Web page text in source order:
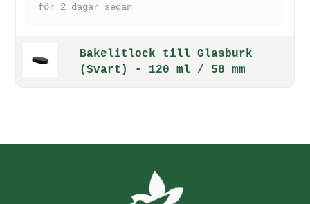
för 2 dagar sedan
Bakelitlock till Glasburk
(Svart) - 120 ml / 58 mm